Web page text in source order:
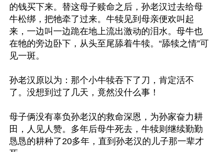
的钱买下来。替这母子赎命之后，孙老汉过去给母
牛松绑，把牠牵了过来。牛犊见到母亲便欢叫起
来，一边叫一边跪在地上流出激动的泪水。母牛也
在牠的旁边卧下，从头至尾舔着牛犊。“舔犊之情”可
见一斑。
孙老汉原以为：那个小牛犊吞下了刀，肯定活不
了。没想到过了几天，竟然没什么事！
母子俩没有辜负孙老汉的救命深恩，为孙家奋力耕
田，人见人赞。多年后母牛死去，牛犊则继续勤勤
恳恳的耕种了20多年，直到孙老汉的儿子那一辈才